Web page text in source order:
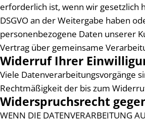
erforderlich ist, wenn wir gesetzlich
DSGVO an der Weitergabe haben
personenbezogene Daten unserer
Vertrag über gemeinsame
Widerruf Ihrer
Viele Datenverarbeitungsvorgänge
Rechtmäßigkeit der bis zum
Widerspruchsrecht
WENN DIE DATENVERARBEITUNG